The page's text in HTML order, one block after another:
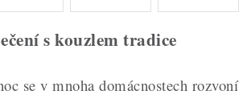
dobírku
Obchodní podmínky
Blog
Moje objednávka
s kouzlem tradice
se v mnoha domácnostech rozvoní